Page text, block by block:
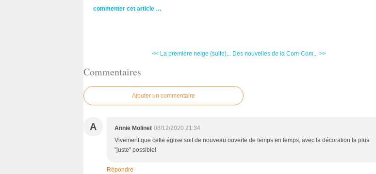
commenter cet article …
<< La première neige (suite)... Des nouvelles de la Com-Com... >>
Commentaires
Ajouter un commentaire
A Annie Molinet 08/12/2020 21:34
Vivement que cette église soit de nouveau ouverte de temps en temps, avec la décoration la plus
"juste" possible!
Répondre